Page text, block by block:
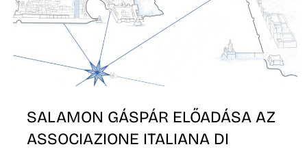
SALAMON GÁSPÁR ELŐADÁSA AZ
ASSOCIAZIONE ITALIANA DI